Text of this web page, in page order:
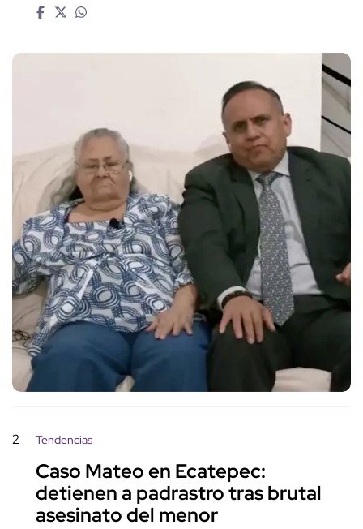
2 Tendencias
Caso Mateo en Ecatepec:
detienen a padrastro tras brutal
asesinato del menor